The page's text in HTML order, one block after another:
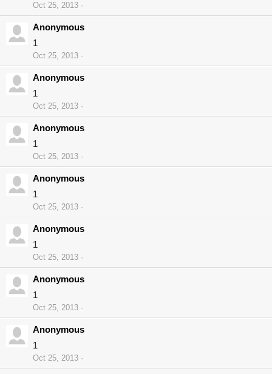
Oct 25, 2013
Anonymous
1
Oct 25, 2013
Anonymous
1
Oct 25, 2013
Anonymous
1
Oct 25, 2013
Anonymous
1
Oct 25, 2013
Anonymous
1
Oct 25, 2013
Anonymous
1
Oct 25, 2013
Anonymous
1
Oct 25, 2013